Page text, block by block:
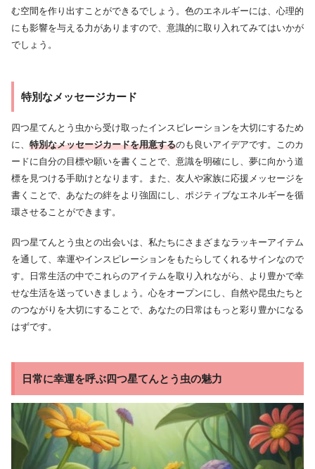
む空間を作り出すことができるでしょう。色のエネルギーには、心理的
にも影響を与える力がありますので、意識的に取り入れてみてはいかが
でしょう。
特別なメッセージカード
四つ星てんとう虫から受け取ったインスピレーションを大切にするため
に、 特別なメッセージカードを用意するのも良いアイデアです。このカ
ードに自分の目標や願いを書くことで、意識を明確にし、夢に向かう道
標を見つける手助けとなります。また、友人や家族に応援メッセージを
書くことで、あなたの絆をより強固にし、ポジティブなエネルギーを循
環させることができます。
四つ星てんとう虫との出会いは、私たちにさまざまなラッキーアイテム
を通して、幸運やインスピレーションをもたらしてくれるサインなので
す。日常生活の中でこれらのアイテムを取り入れながら、より豊かで幸
せな生活を送っていきましょう。心をオープンにし、自然や昆虫たちと
のつながりを大切にすることで、あなたの日常はもっと彩り豊かになる
はずです。
日常に幸運を呼ぶ四つ星てんとう虫の魅力